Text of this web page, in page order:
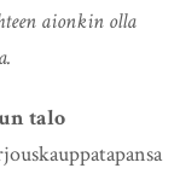
aionkin olla
talo